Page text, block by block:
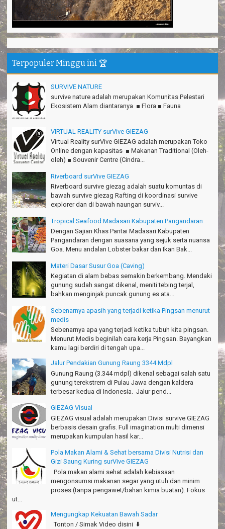
Gn.Semeru mantap, Thanks gan!
Matius Sinaga - Lampung
Gn.Ciremai seru banget
Ridwan - Bekasi
Pokonya seru, Amazing gmana?!
Susi - Cimahi
Thanks Gn.Ciremai mantap
Rian - Surabaya
Thanks!Green canyon Amazing
William - Singapore
TRIms Team surVive atas panduan wisata Kabupaten
Pangandaran
Jacky - Depok
Haturnuhun kang Arief, Citumang seru!
Risna - Garut
TRIms surVive GIEZAG telah menemani kami ke Gn.Semeru.
Salam lestari!
Tapak Adventure Club - Bandung Barat
Thanks!
Michael - Sydney
Thanks Bodyrafting Green canyon, extreme, enjoy dan seru
Santoso - Kudus
Seru banget Pantai Batukaras!
Sudrajat - Kuningan
エキサイティングなツアー。ありがとう Arief Pangandaran
Nakata-Osaka Japan
Amazing palace
Hiromi - Fukusima Japan
Terpopuler Minggu ini 🏆
SURVIVE NATURE
survive nature adalah merupakan Komunitas Pelestari
Ekosistem Alam diantaranya ■ Flora ■ Fauna
VIRTUAL REALITY surVive GIEZAG
Virtual Reality surVive GIEZAG adalah merupakan Toko
Online dengan kapasitas ■ Makanan Traditional (Oleh-
oleh) ■ Souvenir Centre (Cindra...
Riverboard surVive GIEZAG
Riverboard survive giezag adalah suatu komuntas di
bawah survive giezag Rafting di koordinasi survive
explorer dan di bawah naungan surviv...
Tropical Seafood Madasari Kabupaten Pangandaran
Dengan Sajian Khas Pantai Madasari Kabupaten
Pangandaran dengan suasana yang sejuk serta nuansa
Goa. Menu andalan Lobster bakar dan Ikan Bak...
Materi Dasar Susur Goa (Caving)
Kegiatan di alam bebas semakin berkembang. Mendaki
gunung sudah sangat dikenal, meniti tebing terjal,
bahkan menginjak puncak gunung es ata...
Sebenarnya apasih yang terjadi ketika Pingsan menurut
medis
Sebenarnya apa yang terjadi ketika tubuh kita pingsan.
Menurut Medis beginilah cara kerja Pingsan. Bayangkan
kamu lagi berdiri di tengah upa...
Jalur Pendakian Gunung Raung 3344 Mdpl
Gunung Raung (3.344 mdpl) dikenal sebagai salah satu
gunung terekstrem di Pulau Jawa dengan kaldera
terbesar kedua di Indonesia. Jalur pend...
GIEZAG Visual
GIEZAG visual adalah merupakan Divisi survive GIEZAG
berbasis desain grafis. Full imagination multi dimensi
merupakan kumpulan hasil kar...
Pola Makan Alami & Sehat bersama Divisi Nutrisi dan
Gizi Saung Kuring surVive GIEZAG
Pola makan alami sehat adalah kebiasaan
mengonsumsi makanan segar yang utuh dan minim
proses (tanpa pengawet/bahan kimia buatan). Fokus
ut...
Mengungkap Kekuatan Bawah Sadar
Tonton / Simak Video disini ⬇️